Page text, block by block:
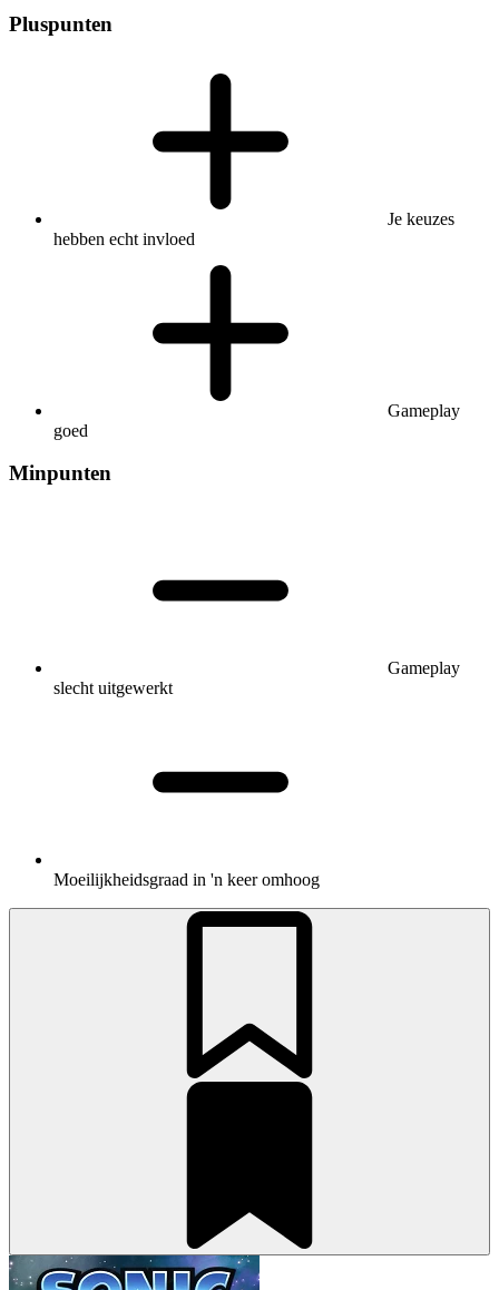
Pluspunten
Je keuzes
hebben echt invloed
Gameplay
goed
Minpunten
Gameplay
slecht uitgewerkt
Moeilijkheidsgraad in 'n keer omhoog